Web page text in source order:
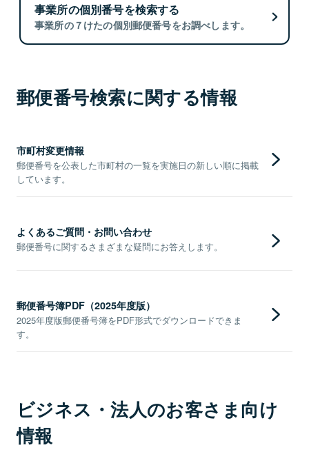
事業所の個別番号を検索する
事業所の７けたの個別郵便番号をお調べします。
郵便番号検索に関する情報
市町村変更情報
郵便番号を公表した市町村の一覧を実施日の新しい順に掲載
しています。
よくあるご質問・お問い合わせ
郵便番号に関するさまざまな疑問にお答えします。
郵便番号簿PDF（2025年度版）
2025年度版郵便番号簿をPDF形式でダウンロードできま
す。
ビジネス・法人のお客さま向け
情報